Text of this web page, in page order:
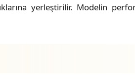
yerleştirilir. Modelin